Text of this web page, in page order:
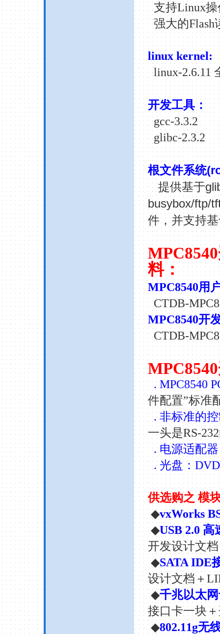
支持Linux操
强大的Flash
linuxkernel:
linux-2.6.11
开发工具：
gcc-3.3.2
glibc-2.3.2
根文件系统
提供基于
busybox/ftp/
件，并支持
MPC8540
料：
MPC8540用
CTDB-
MPC8540开
CTDB-
MPC8540
. MPC8540
件配置”标准
.非标准的
一头是RS-232
. 电源适配
. 光盘：DVD
供选购之 模
◆vxWorks
◆USB 2.0高
开发设计文
◆SATA IDE
设计文档＋
◆千兆以太
接口卡一块
◆802.11g无